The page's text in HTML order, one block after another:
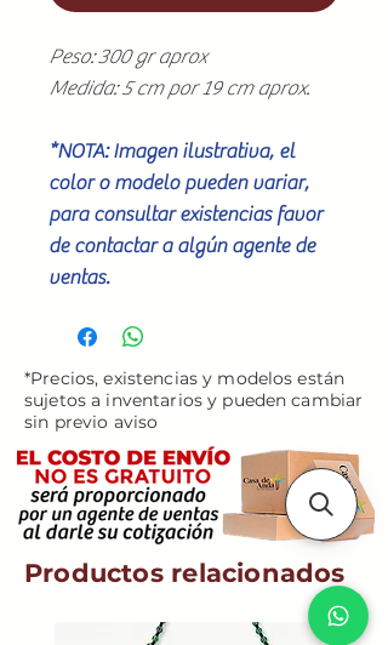
Peso: 300 gr aprox
Medida: 5 cm por 19 cm aprox.
*NOTA: Imagen ilustrativa, el
color o modelo pueden variar,
para consultar existencias favor
de contactar a algún agente de
ventas.
*Precios, existencias y modelos están
sujetos a inventarios y pueden cambiar
sin previo aviso
Productos relacionados